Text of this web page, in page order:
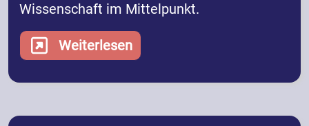
Wissenschaft im Mittelpunkt.
Weiterlesen